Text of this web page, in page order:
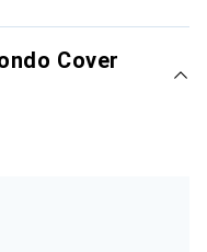
Cover